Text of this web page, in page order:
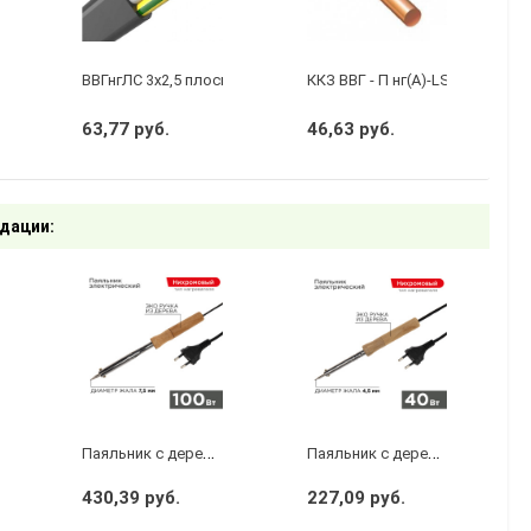
50м)
х 2,5 ГОСТВВГнгЛС 3x2,5 плоский черный
63,77 руб.
ККЗ ВВГ - П нг(А)-LS 2 х 1,5
46,63 руб.
П
аяльник с деревянной ручкой, серия WOOD, 100Вт, 230В, блистер PROconnect
430,39 руб.
П
аяльник с деревянной ручкой, серия WOOD, 40Вт, 230В, блистер PROconnect
227,09 руб.